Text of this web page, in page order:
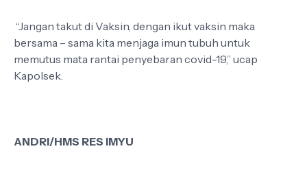
“Jangan takut di Vaksin, dengan ikut vaksin maka
bersama – sama kita menjaga imun tubuh untuk
memutus mata rantai penyebaran covid-19,” ucap
Kapolsek.
ANDRI/HMS RES IMYU